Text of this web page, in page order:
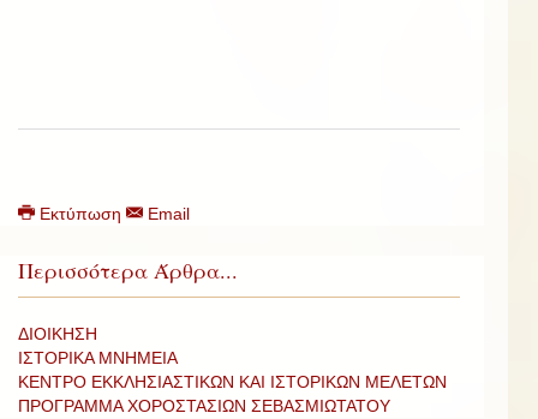
Εκτύπωση Email
Περισσότερα Άρθρα...
ΔΙΟΙΚΗΣΗ
ΙΣΤΟΡΙΚΑ ΜΝΗΜΕΙΑ
ΚΕΝΤΡΟ ΕΚΚΛΗΣΙΑΣΤΙΚΩΝ ΚΑΙ ΙΣΤΟΡΙΚΩΝ ΜΕΛΕΤΩΝ
ΠΡΟΓΡΑΜΜΑ ΧΟΡΟΣΤΑΣΙΩΝ ΣΕΒΑΣΜΙΩΤΑΤΟΥ